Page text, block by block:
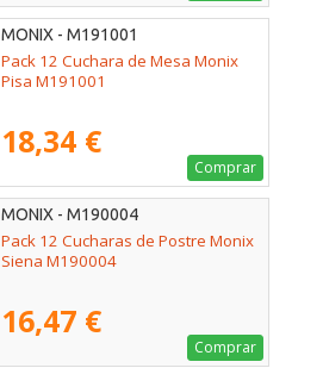
MONIX - M191001
Pack 12 Cuchara de Mesa Monix
Pisa M191001
18,34 €
Comprar
MONIX - M190004
Pack 12 Cucharas de Postre Monix
Siena M190004
16,47 €
Comprar